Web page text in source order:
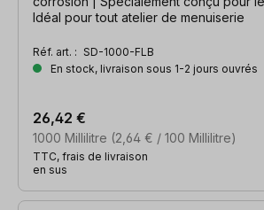
Idéal pour tout atelier de menuiserie
Réf. art. : SD-1000-FLB
En stock, livraison sous 1-2 jours ouvrés
1000 Millilitre (2,64 € / 100 Millilitre)
26,42 €
TTC, frais de livraison
en sus